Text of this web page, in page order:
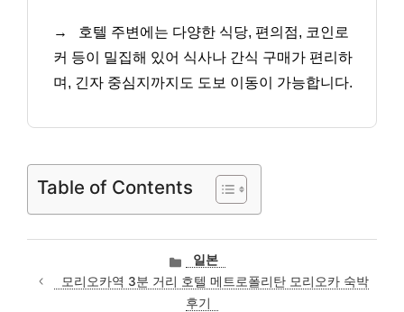
→
호텔 주변에는 다양한 식당, 편의점, 코인로
커 등이 밀집해 있어 식사나 간식 구매가 편리하
며, 긴자 중심지까지도 도보 이동이 가능합니다.
Table of Contents
카
테
고
일본
모리오카역 3분 거리 호텔 메트로폴리탄 모리오카 숙박
후기